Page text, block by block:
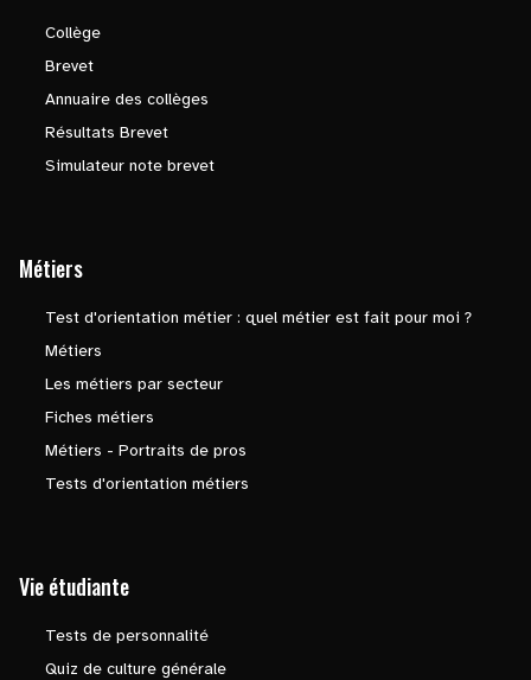
Collège
Brevet
Annuaire des collèges
Résultats Brevet
Simulateur note brevet
Métiers
Test d'orientation métier : quel métier est fait pour moi ?
Métiers
Les métiers par secteur
Fiches métiers
Métiers - Portraits de pros
Tests d'orientation métiers
Vie étudiante
Tests de personnalité
Quiz de culture générale